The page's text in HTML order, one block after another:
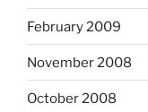
February 2009
November 2008
October 2008